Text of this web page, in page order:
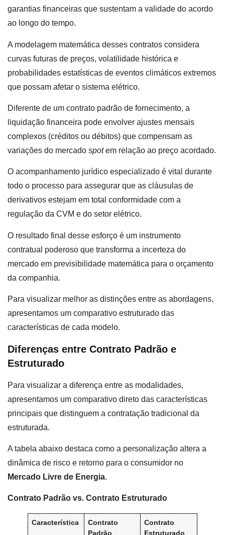
garantias financeiras que sustentam a validade do acordo
ao longo do tempo.
A modelagem matemática desses contratos considera
curvas futuras de preços, volatilidade histórica e
probabilidades estatísticas de eventos climáticos extremos
que possam afetar o sistema elétrico.
Diferente de um contrato padrão de fornecimento, a
liquidação financeira pode envolver ajustes mensais
complexos (créditos ou débitos) que compensam as
variações do mercado spotem relação ao preço acordado.
O acompanhamento jurídico especializado é vital durante
todo o processo para assegurar que as cláusulas de
derivativos estejam em total conformidade com a
regulação da CVM e do setor elétrico.
O resultado final desse esforço é um instrumento
contratual poderoso que transforma a incerteza do
mercado em previsibilidade matemática para o orçamento
da companhia.
Para visualizar melhor as distinções entre as abordagens,
apresentamos um comparativo estruturado das
características de cada modelo.
Diferenças entre Contrato Padrão e
Estruturado
Para visualizar a diferença entre as modalidades,
apresentamos um comparativo direto das características
principais que distinguem a contratação tradicional da
estruturada.
A tabela abaixo destaca como a personalização altera a
dinâmica de risco e retorno para o consumidor no
Mercado Livre de Energia.
Contrato Padrão vs. Contrato Estruturado
Característica
Contrato
Padrão
Contrato
Estruturado